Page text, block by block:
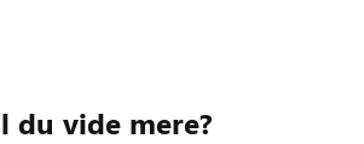
du vide mere?